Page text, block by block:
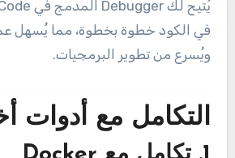
في الكود خطوة بخطوة، مما يُسهل
ويُسرع من تطوير البرمجيات.
التكامل مع أدوات